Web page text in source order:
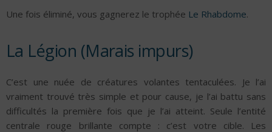
Une fois éliminé, vous gagnerez le trophée Le Rhabdome.
La Légion (Marais impurs)
C’est une nuée de créatures volantes tentaculées. Je l’ai
vraiment trouvé très simple et pour cause, je l’ai battu sans
difficultés la première fois que je l’ai atteint. Seule l’entité
centrale rouge brillante compte : c’est votre cible. Les